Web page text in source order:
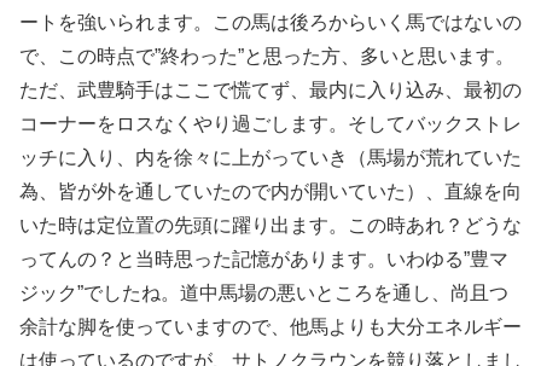
ートを強いられます。この馬は後ろからいく馬ではないの
で、この時点で”終わった”と思った方、多いと思います。
ただ、武豊騎手はここで慌てず、最内に入り込み、最初の
コーナーをロスなくやり過ごします。そしてバックストレ
ッチに入り、内を徐々に上がっていき（馬場が荒れていた
為、皆が外を通していたので内が開いていた）、直線を向
いた時は定位置の先頭に躍り出ます。この時あれ？どうな
ってんの？と当時思った記憶があります。いわゆる”豊マ
ジック”でしたね。道中馬場の悪いところを通し、尚且つ
余計な脚を使っていますので、他馬よりも大分エネルギー
は使っているのですが、サトノクラウンを競り落としまし